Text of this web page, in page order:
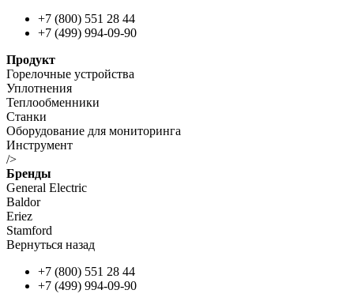
+7 (800) 551 28 44
+7 (499) 994-09-90
Продукт
Горелочные устройства
Уплотнения
Теплообменники
Станки
Оборудование для мониторинга
Инструмент
/>
Бренды
General Electric
Baldor
Eriez
Stamford
Вернуться назад
+7 (800) 551 28 44
+7 (499) 994-09-90